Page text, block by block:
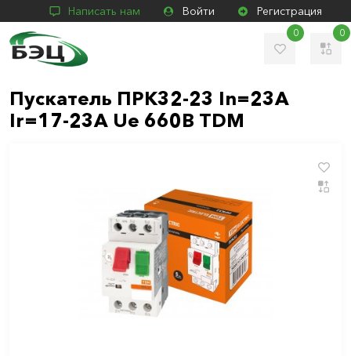
Написать нам Войти Регистрация
0 0
Пускатель ПРК32-23 In=23A
Ir=17-23A Ue 660В TDM